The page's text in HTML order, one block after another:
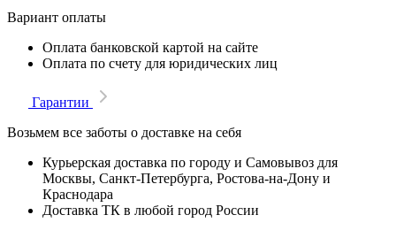
Вариант оплаты
Оплата банковской картой на сайте
Оплата по счету для юридических лиц
Гарантии
Возьмем все заботы о доставке на себя
Курьерская доставка по городу и Самовывоз для
Москвы, Санкт-Петербурга, Ростова-на-Дону и
Краснодара
Доставка ТК в любой город России